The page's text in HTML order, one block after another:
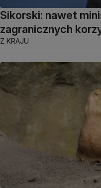
Sikorski: nawet
zagranicznych
Z KRAJU